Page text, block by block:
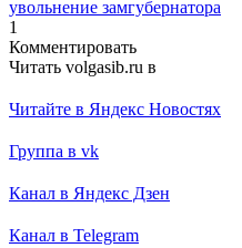
увольнение замгубернатора
1
Комментировать
Читать volgasib.ru в
Читайте в Яндекс Новостях
Группа в vk
Канал в Яндекс Дзен
Канал в Telegram